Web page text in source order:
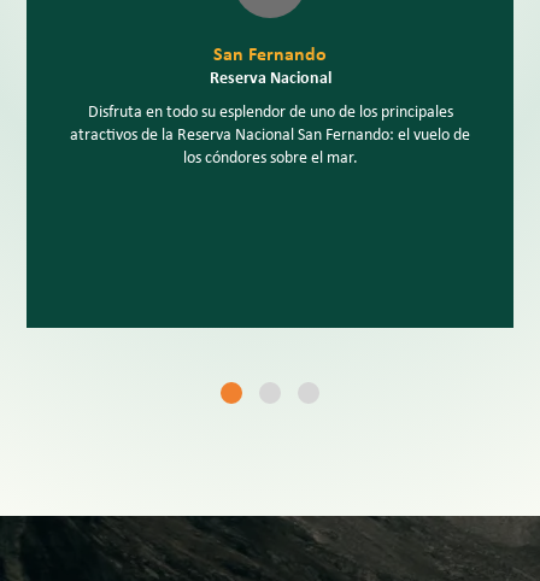
San Fernando
Reserva Nacional
Disfruta en todo su esplendor de uno de los principales
atractivos de la Reserva Nacional San Fernando: el vuelo de
los cóndores sobre el mar.